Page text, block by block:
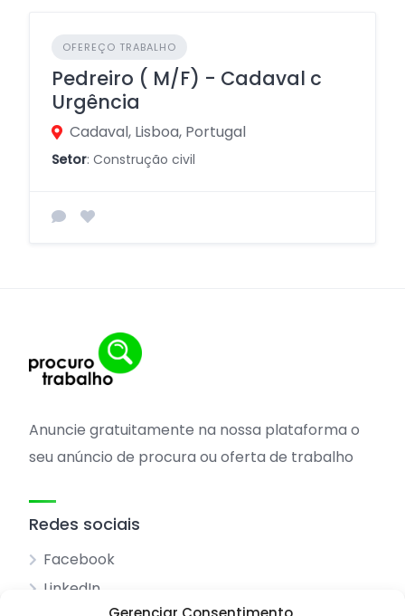
OFEREÇO TRABALHO
Pedreiro ( M/F) - Cadaval c
Urgência
Cadaval, Lisboa, Portugal
Setor: Construção civil
Anuncie gratuitamente na nossa plataforma o
seu anúncio de procura ou oferta de trabalho
Redes sociais
Facebook
LinkedIn